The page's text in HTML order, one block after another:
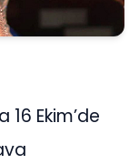
Ekim’de